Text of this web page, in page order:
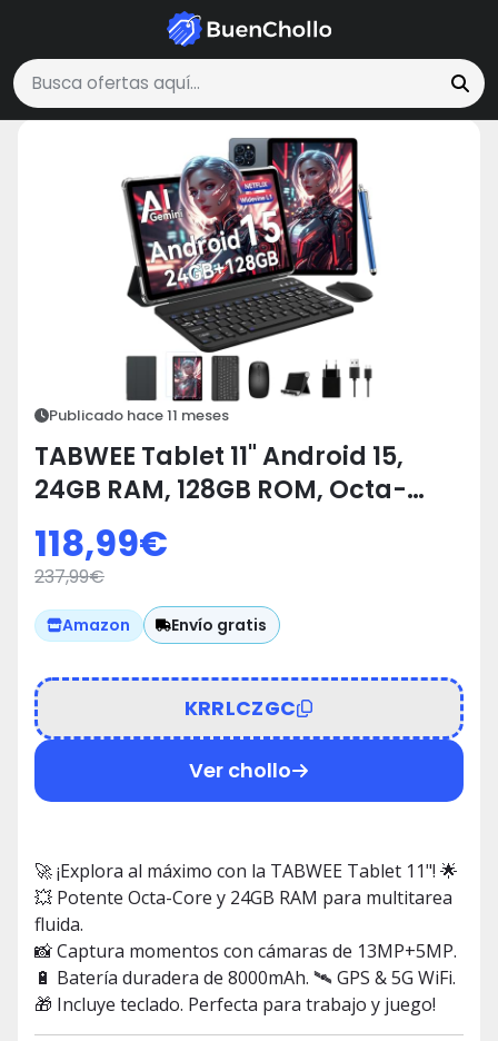
Buscar ofertas
Tecnología y ElectrónicaTABWEE Tablet 11" Android 15, 24GB RAM,
Publicado hace 11 meses
TABWEE Tablet 11" Android 15,
24GB RAM, 128GB ROM, Octa-
Core 🚀
118,99€
237,99€
Amazon Envío gratis
KRRLCZGC
Ver chollo
🚀 ¡Explora al máximo con la TABWEE Tablet 11"! 🌟
💥 Potente Octa-Core y 24GB RAM para multitarea
fluida.
📸 Captura momentos con cámaras de 13MP+5MP.
🔋 Batería duradera de 8000mAh. 🛰️ GPS & 5G WiFi.
🎁 Incluye teclado. Perfecta para trabajo y juego!